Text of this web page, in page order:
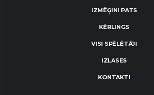
IZMĒĢINI PATS
KĒRLINGS
VISI SPĒLĒTĀJI
IZLASES
KONTAKTI